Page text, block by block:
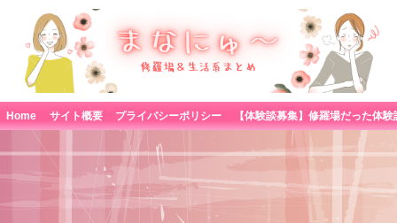
Home サイト概要 プライバシーポリシー